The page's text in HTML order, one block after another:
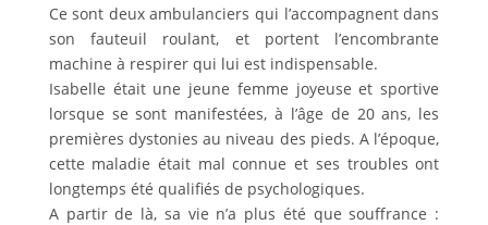
Ce sont deux ambulanciers qui l’accompagnent dans
son fauteuil roulant, et portent l’encombrante
machine à respirer qui lui est indispensable.
Isabelle était une jeune femme joyeuse et sportive
lorsque se sont manifestées, à l’âge de 20 ans, les
premières dystonies au niveau des pieds. A l’époque,
cette maladie était mal connue et ses troubles ont
longtemps été qualifiés de psychologiques.
A partir de là, sa vie n’a plus été que souffrance :